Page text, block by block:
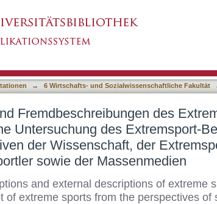
der Wissenschaft, der
→ 6 Wirtschafts- und Sozialwissenschaftliche Fakultät
Fremdbeschreibungen des
Untersuchung des Extremsport-
der Wissenschaft, der
sowie der Massenmedien
and external descriptions of extreme
of extreme sports from the perspectives of